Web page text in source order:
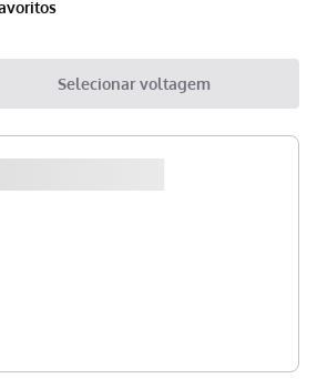
Selecionar voltagem